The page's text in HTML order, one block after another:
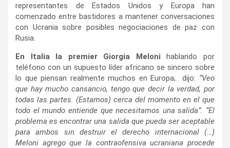
representantes de Estados Unidos y Europa han
comenzado entre bastidores a mantener conversaciones
con Ucrania sobre posibles negociaciones de paz con
Rusia.
En Italia la premier Giorgia Meloni hablando por
teléfono con un supuesto líder africano se sincero sobre
lo que piensan realmente muchos en Europa; dijo: “Veo
que hay mucho cansancio, tengo que decir la verdad, por
todas las partes. (Estamos) cerca del momento en el que
todo el mundo entiende que necesitamos una salida”. “El
problema es encontrar una salida que pueda ser aceptable
para ambos sin destruir el derecho internacional (…)
Meloni agrego que la contraofensiva ucraniana procede